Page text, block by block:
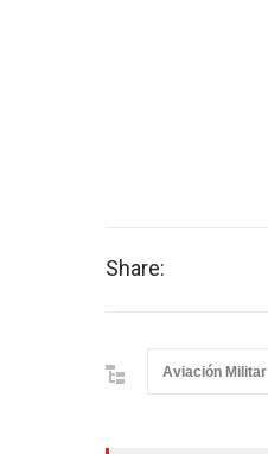
Share:
Aviación Militar